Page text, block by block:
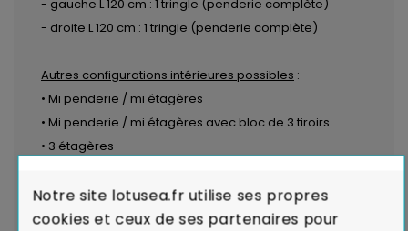
- gauche L 120 cm : 1 tringle (penderie complète)
- droite L 120 cm : 1 tringle (penderie complète)
Autres configurations intérieures possibles :
• Mi penderie / mi étagères
• Mi penderie / mi étagères avec bloc de 3 tiroirs
• 3 étagères
VOIR LES DIFFÉRENTES CONFIGURATIONS
Notre site lotusea.fr utilise ses propres
cookies et ceux de ses partenaires pour